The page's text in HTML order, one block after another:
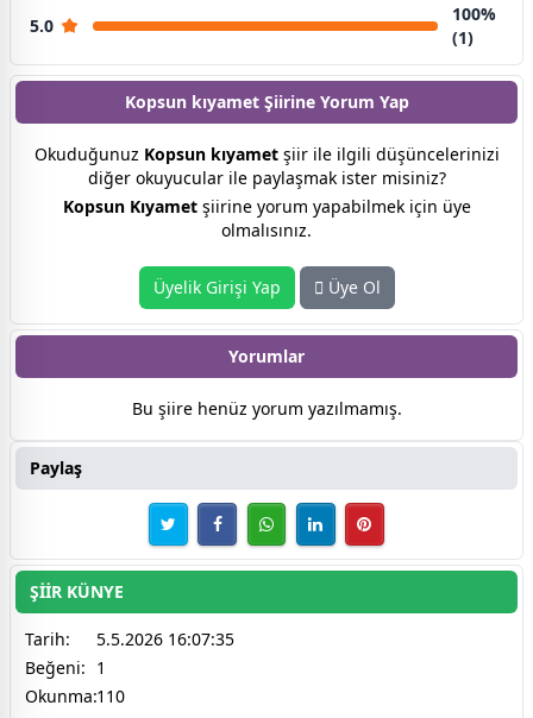
5.0
100%
(1)
Kopsun kıyamet Şiirine Yorum Yap
Okuduğunuz Kopsun kıyametşiir ile ilgili düşüncelerinizi
diğer okuyucular ile paylaşmak ister misiniz?
Kopsun Kıyametşiirine yorum yapabilmek için üye
olmalısınız.
Üyelik Girişi Yap Üye Ol
Yorumlar
Bu şiire henüz yorum yazılmamış.
Paylaş
ŞİİR KÜNYE
Tarih:
5.5.2026 16:07:35
Beğeni: 1
Okunma:110